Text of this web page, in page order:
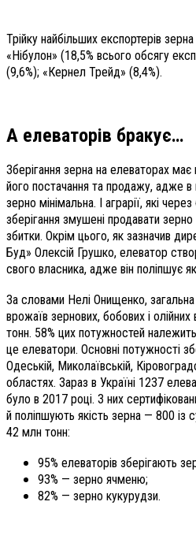
Трійку найбільших експортерів
«Нібулон» (18,5% всього обсягу
(9,6%); «Кернел Трейд» (8,4%).
А елеваторів бракує…
Зберігання зерна на елеваторах має
його постачання та продажу, адже в
зерно мінімальна. І аграрії, які
зберігання змушені продавати
збитки. Окрім цього, як зазначив
Буд» Олексій Грушко, елеватор
свого власника, адже він поліпшує
За словами Нелі Онищенко, загальна
врожаїв зернових, бобових і
тонн. 58% цих потужностей
це елеватори. Основні потужності
Одеській, Миколаївській,
областях. Зараз в Україні 1237
було в 2017 році. З них
й поліпшують якість зерна — 800 із
42 млн тонн:
95% елеваторів зберігають
93% — зерно ячменю;
82% — зерно кукурудзи.